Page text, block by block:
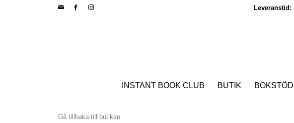
Leveranstid:
INSTANT BOOK CLUB BUTIK BOKSTÖD
Gå tillbaka till butiken